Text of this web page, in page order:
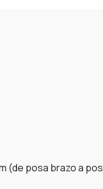
(de posa brazo a